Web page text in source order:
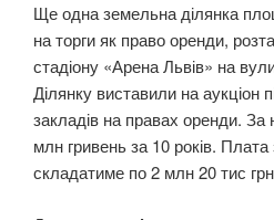
Ще одна земельна ділянка
на торги як право оренди,
стадіону «Арена Львів» на
Ділянку виставили на аукціон
закладів на правах оренди. За
млн гривень за 10 років.
складатиме по 2 млн 20 тис грн